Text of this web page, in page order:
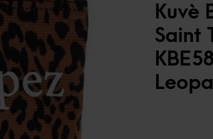
Kuvè
Saint